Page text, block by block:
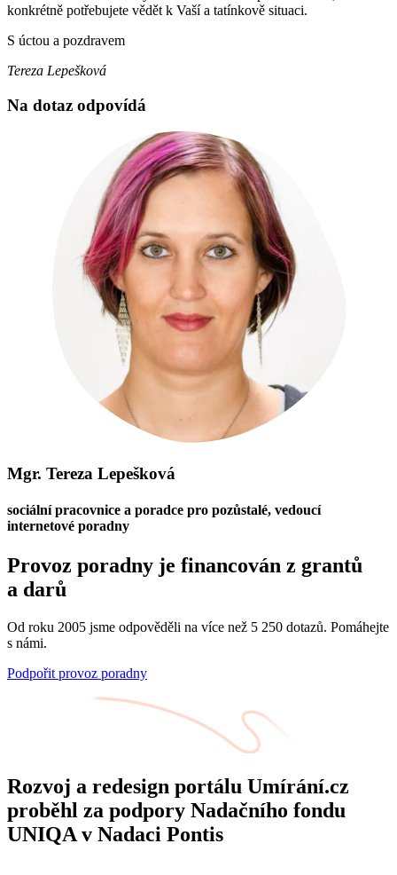
konkrétně potřebujete vědět k Vaší a tatínkově situaci.
S úctou a pozdravem
Tereza Lepešková
Na dotaz odpovídá
Mgr. Tereza Lepešková
sociální pracovnice a poradce pro pozůstalé, vedoucí
internetové poradny
Provoz poradny je financován z grantů
a darů
Od roku 2005 jsme odpověděli na více než 5 250 dotazů. Pomáhejte
s námi.
Podpořit provoz poradny
Rozvoj a redesign portálu Umírání.cz
proběhl za podpory Nadačního fondu
UNIQA v Nadaci Pontis